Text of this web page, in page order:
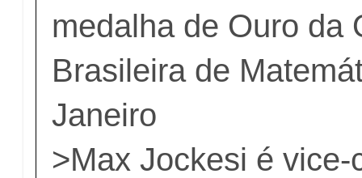
medalha de Ouro da
Brasileira de
Janeiro
>Max Jockesi é